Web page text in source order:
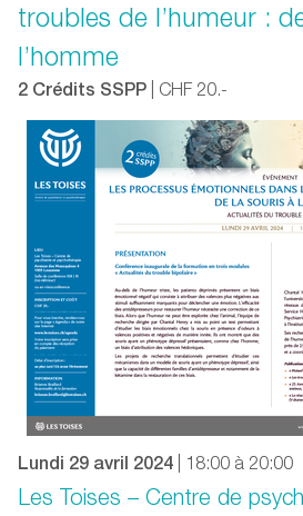
troubles de l’humeur :
l’homme
2 Crédits SSPP | CHF 20.-
Lundi 29 avril 2024 | 18:00 à 20:00
Les Toises – Centre de